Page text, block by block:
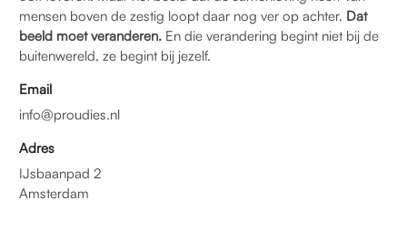
mensen boven de zestig loopt daar nog ver op achter. Dat
beeld moet veranderen. En die verandering begint niet bij de
buitenwereld, ze begint bij jezelf.
Email
info@proudies.nl
Adres
IJsbaanpad 2
Amsterdam